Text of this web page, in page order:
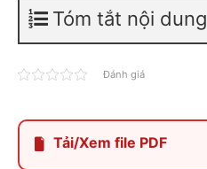
Tóm tắt nội dung
Đánh giá
Tải/Xem file PDF